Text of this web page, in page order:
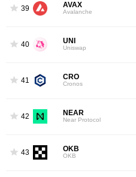
39 AVAX
Avalanche
40 UNI
Uniswap
41 CRO
Cronos
42 NEAR
Near Protocol
43 OKB
OKB